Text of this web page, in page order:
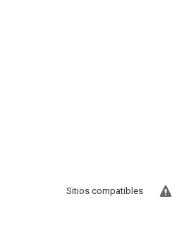
Sitios compatibles